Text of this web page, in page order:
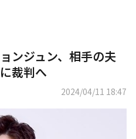
ンジュン、相手の夫
裁判へ
2024/04/11 18:47